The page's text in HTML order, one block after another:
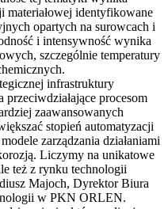
materiałowej identyfikowane
opartych na surowcach i
i intensywność wynika
szczególnie temperatury
infrastruktury
procesom
zaawansowanych
stopień automatyzacji
zarządzania działaniami
Liczymy na unikatowe
też z rynku technologii
Majoch, Dyrektor Biura
w PKN ORLEN.